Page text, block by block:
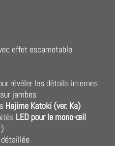
effet escamotable
révéler les détails internes
jambes
Hajime Katoki (ver. Ka)
LED pour le mono-œil